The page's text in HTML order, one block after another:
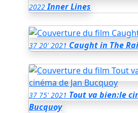
2022 Inner Lines
37 20' 2021 Caught in The
37 75' 2021 Tout va bien:le
Bucquoy